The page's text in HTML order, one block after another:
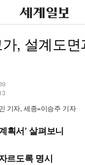
, 설계도
기자, 세종=이승주 기자
획서’ 살펴보니
르도록 명시